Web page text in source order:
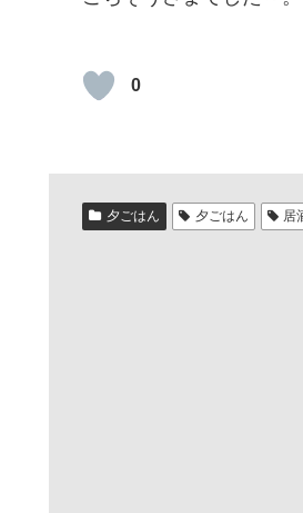
0
夕ごはん 夕ごはん 居